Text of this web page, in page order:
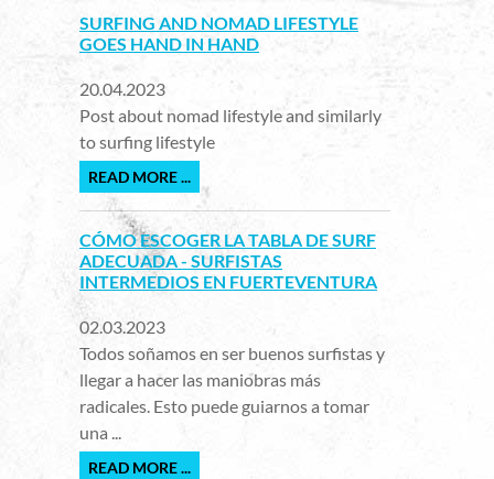
SURFING AND NOMAD LIFESTYLE
GOES HAND IN HAND
20.04.2023
Post about nomad lifestyle and similarly
to surfing lifestyle
READ MORE ...
CÓMO ESCOGER LA TABLA DE SURF
ADECUADA - SURFISTAS
INTERMEDIOS EN FUERTEVENTURA
02.03.2023
Todos soñamos en ser buenos surfistas y
llegar a hacer las maniobras más
radicales. Esto puede guiarnos a tomar
una ...
READ MORE ...